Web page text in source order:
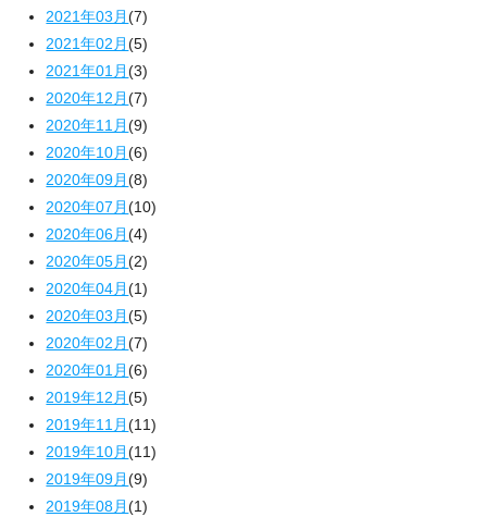
2021年03月(7)
2021年02月(5)
2021年01月(3)
2020年12月(7)
2020年11月(9)
2020年10月(6)
2020年09月(8)
2020年07月(10)
2020年06月(4)
2020年05月(2)
2020年04月(1)
2020年03月(5)
2020年02月(7)
2020年01月(6)
2019年12月(5)
2019年11月(11)
2019年10月(11)
2019年09月(9)
2019年08月(1)